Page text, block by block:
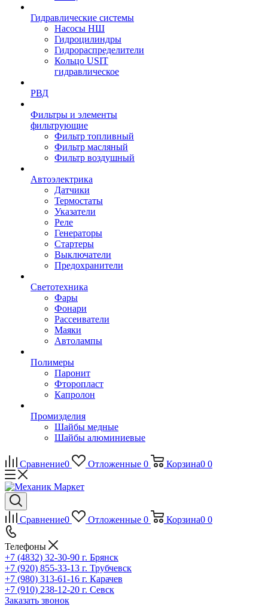
Гидравлические системы
Насосы НШ
Гидроцилиндры
Гидрораспределители
Кольцо USIT
гидравлическое
РВД
Фильтры и элементы
фильтрующие
Фильтр топливный
Фильтр масляный
Фильтр воздушный
Автоэлектрика
Датчики
Термостаты
Указатели
Реле
Генераторы
Стартеры
Выключатели
Предохранители
Светотехника
Фары
Фонари
Рассеиватели
Маяки
Автолампы
Полимеры
Паронит
Фторопласт
Капролон
Промизделия
Шайбы медные
Шайбы алюминиевые
Сравнение0 Отложенные 0 Корзина0 0
Сравнение0 Отложенные 0 Корзина0 0
Телефоны
+7 (4832) 32-30-90 г. Брянск
+7 (920) 855-33-13 г. Трубчевск
+7 (980) 313-61-16 г. Карачев
+7 (910) 238-12-20 г. Севск
Заказать звонок